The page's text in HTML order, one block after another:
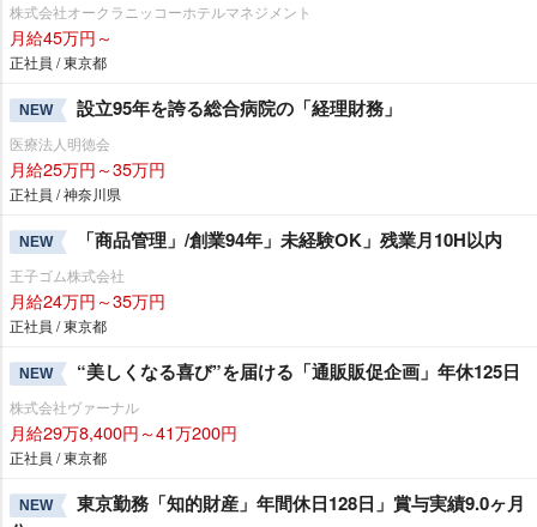
株式会社オークラニッコーホテルマネジメント
月給45万円～
正社員 / 東京都
NEW 設立95年を誇る総合病院の「経理財務」
医療法人明徳会
月給25万円～35万円
正社員 / 神奈川県
NEW 「商品管理」/創業94年」未経験OK」残業月10H以内
王子ゴム株式会社
月給24万円～35万円
正社員 / 東京都
NEW “美しくなる喜び”を届ける「通販販促企画」年休125日
株式会社ヴァーナル
月給29万8,400円～41万200円
正社員 / 東京都
NEW
東京勤務「知的財産」年間休日128日」賞与実績9.0ヶ月